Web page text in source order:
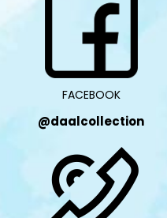
FACEBOOK
@daalcollection